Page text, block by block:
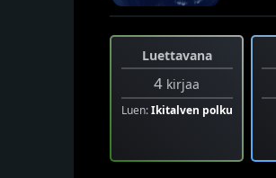
Luettavana
4 kirjaa
Luen:Ikitalven polku